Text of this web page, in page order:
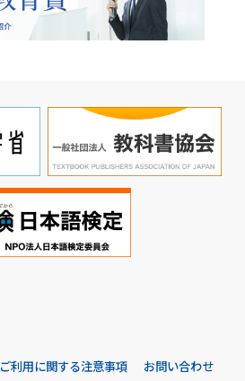
ご利用に関する注意事項
お問い合わせ